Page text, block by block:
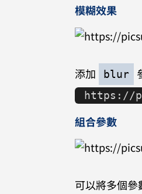
模糊效果
添加 blur
https://
組合參數
可以將多個參